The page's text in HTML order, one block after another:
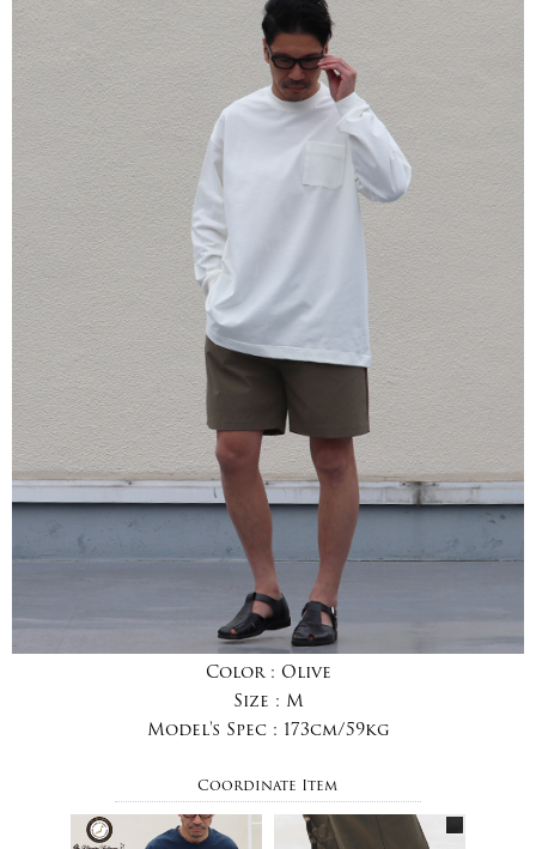
Color : Olive
Size : M
Model's Spec : 173cm/59kg
Coordinate Item